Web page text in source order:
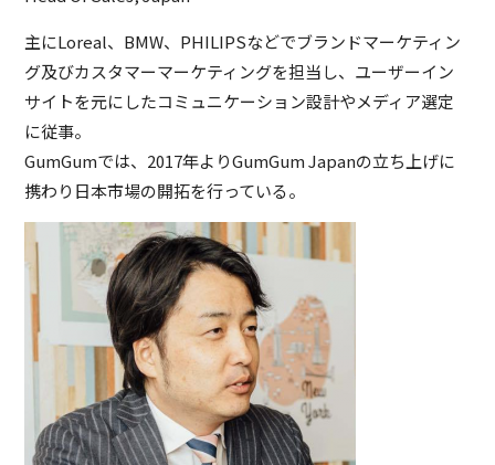
主にLoreal、BMW、PHILIPSなどでブランドマーケティン
グ及びカスタマーマーケティングを担当し、ユーザーイン
サイトを元にしたコミュニケーション設計やメディア選定
に従事。
GumGumでは、2017年よりGumGum Japanの立ち上げに
携わり日本市場の開拓を行っている。